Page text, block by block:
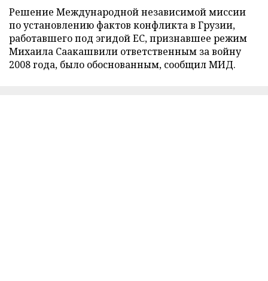
Решение Международной независимой миссии
по установлению фактов конфликта в Грузии,
работавшего под эгидой ЕС, признавшее режим
Михаила Саакашвили ответственным за войну
2008 года, было обоснованным, сообщил МИД.